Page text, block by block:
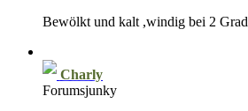
Bewölkt und kalt ,windig bei 2 Grad
Charly
Forumsjunky